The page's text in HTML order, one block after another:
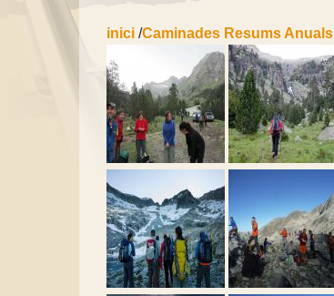
inici /Caminades Resums Anuals